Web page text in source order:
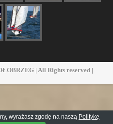
| All Rights reserved |
wyrażasz zgodę na naszą Politykę